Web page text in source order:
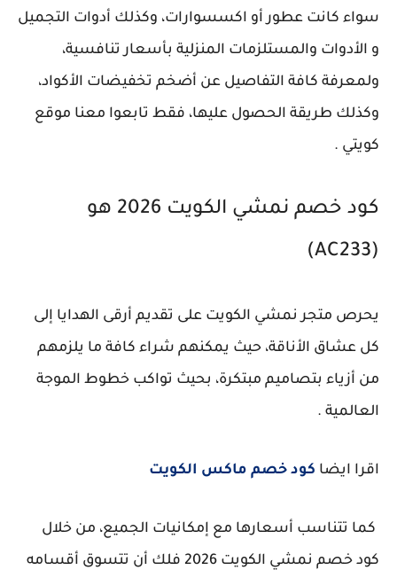
سواء كانت عطور أو اكسسوارات، وكذلك أدوات التجميل
و الأدوات والمستلزمات المنزلية بأسعار تنافسية،
ولمعرفة كافة التفاصيل عن أضخم تخفيضات الأكواد،
وكذلك طريقة الحصول عليها، فقط تابعوا معنا موقع
كويتي .
كود خصم نمشي الكويت 2026 هو
(AC233)
يحرص متجر نمشي الكويت على تقديم أرقى الهدايا إلى
كل عشاق الأناقة، حيث يمكنهم شراء كافة ما يلزمهم
من أزياء بتصاميم مبتكرة، بحيث تواكب خطوط الموجة
العالمية .
اقرا ايضا كود خصم ماكس الكويت
كما تتناسب أسعارها مع إمكانيات الجميع، من خلال
كود خصم نمشي الكويت 2026 فلك أن تتسوق أقسامه